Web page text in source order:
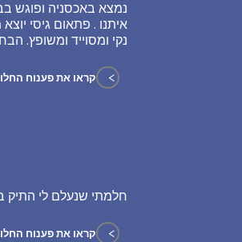
נמצא באכסניה ופוגש
איתנו . פתאום גיסי
נקי ומסוייד ומשופץ.
> קראו את פענוח
חלמתי שנעלם לי התיק
> קראו את פענוח